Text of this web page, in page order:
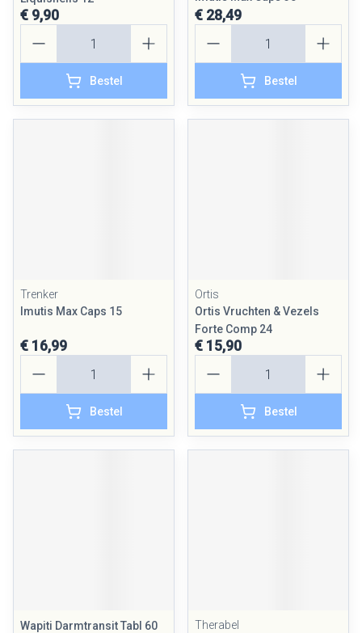
€ 9,90
Bestel
€ 28,49
Bestel
Trenker
Imutis Max Caps 15
€ 16,99
Bestel
Ortis
Ortis Vruchten & Vezels
Forte Comp 24
€ 15,90
Bestel
Wapiti Darmtransit Tabl 60
Therabel